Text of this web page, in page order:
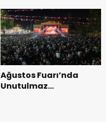
Ağustos Fuarı’nda
Unutulmaz